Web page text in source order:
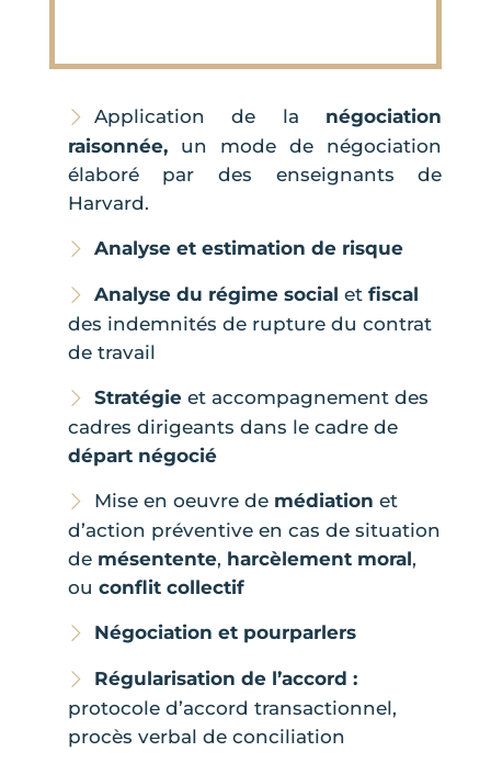
Application de la négociation
raisonnée, un mode de négociation
élaboré par des enseignants de
Harvard.
Analyse et estimation de risque
Analyse du régime social et fiscal
des indemnités de rupture du contrat
de travail
Stratégieet accompagnement des
cadres dirigeants dans le cadre de
départ négocié
Mise en oeuvre de médiation et
d’action préventive en cas de situation
de mésentente, harcèlement moral,
ou conflit collectif
Négociation et pourparlers
Régularisation de l’accord :
protocole d’accord transactionnel,
procès verbal de conciliation